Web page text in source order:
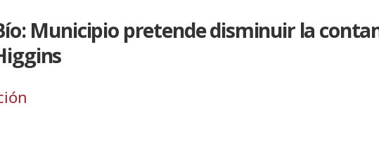
Municipio pretende disminuir la